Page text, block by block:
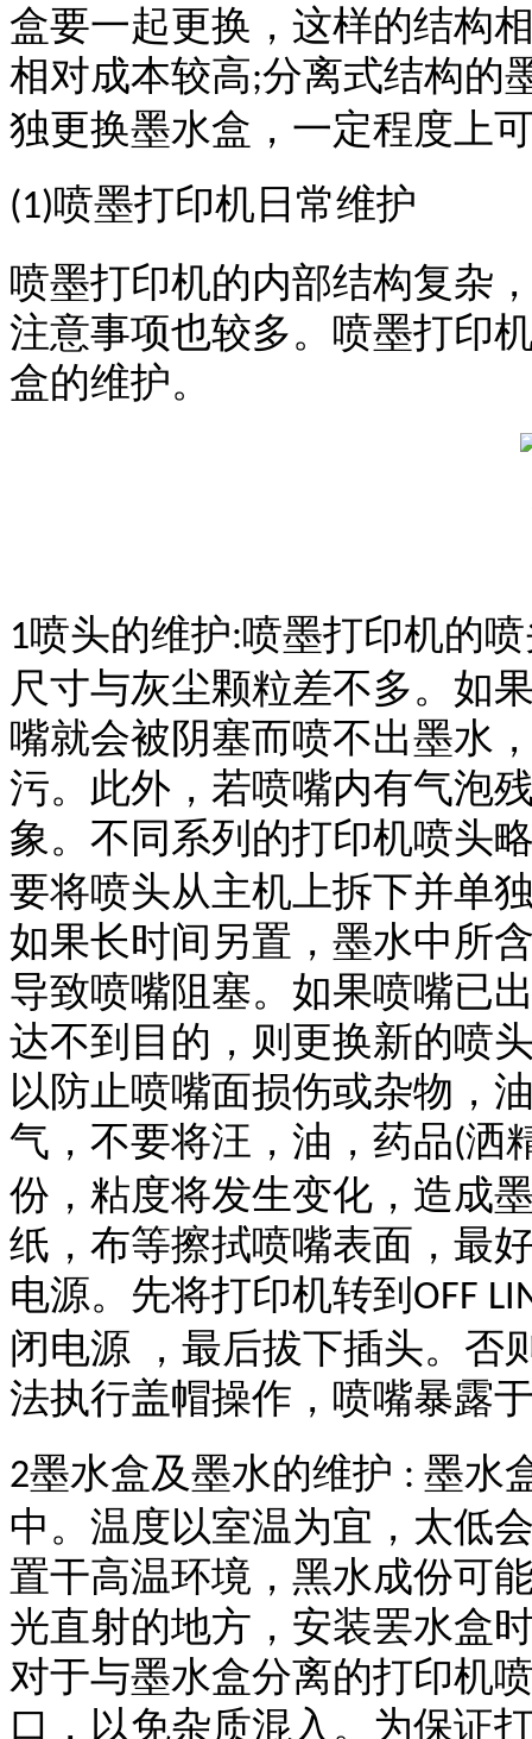
盒要一起更换，这样的结构
相对成本较高;分离式结构的
独更换墨水盒，一定程度上
(1)喷墨打印机日常维护
喷墨打印机的内部结构复杂
注意事项也较多。喷墨打印
盒的维护。
1喷头的维护:喷墨打印机的
尺寸与灰尘颗粒差不多。如
嘴就会被阴塞而喷不出墨水
污。此外，若喷嘴内有气泡
象。不同系列的打印机喷头
要将喷头从主机上拆下并单
如果长时间另置，墨水中所
导致喷嘴阻塞。如果喷嘴已
达不到目的，则更换新的喷
以防止喷嘴面损伤或杂物，
气，不要将汪，油，药品(洒
份，粘度将发生变化，造成
纸，布等擦拭喷嘴表面，最
电源。先将打印机转到 OFF
闭电源 ，最后拔下插头。否
法执行盖帽操作，喷嘴暴露
2墨水盒及墨水的维护 : 墨水
中。温度以室温为宜，太低
置干高温环境，黑水成份可
光直射的地方，安装罢水盒
对于与墨水盒分离的打印机
口，以免杂质混入。为保证